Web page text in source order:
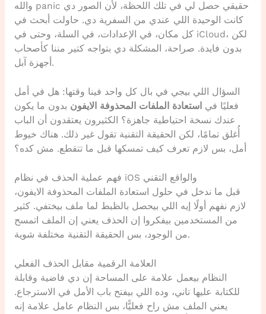
والله panic حقيقي حصل لي في تلك اللحظة، لأن الصور دي
كانت الوحيدة اللي عندي من السفرية دي. حاولت أبحث في
كل مكان، في الإعدادات، في السلة، وحتى في iCloud، لكن
بدون فايدة. صراحة، المشكلة دي بتواجه كتير مننا كأصحاب
أجهزة آبل.
السؤال اللي بيجي في بال كل واحد فينا وقتها: هل في أمل
فعليًا في استعادة الملفات المحذوفة الايفون بدون ما يكون
عندك نسخة احتياطية جاهزة؟ الكثيرون يعتقدون أن الباب
أُغلق تمامًا، لكن الحقيقة التقنية تقول غير ذلك. هناك خيوط
أمل، بس لازم تعرف كيف تمسكها قبل ما تتقطع. مش كده؟
فهم عملية الحذف في نظام iOS والواقع التقني
قبل ما ندخل في حلول استعادة الملفات المحذوفة الايفون،
لازم نفهم أولًا إيه اللي بيحصل بالظبط لما ملف بيختفي. كثير
من المستخدمين بيفكروا إن الحذف يعني إن الملف اتمسح
من الوجود، بس الحقيقة التقنية مختلفة شوية.
العلامة الرقمية مقابل الحذف الفعلي
النظام بيعمل علامة على المساحة إن دي فاضية وقابلة
للكتابة عليها تاني، وده اللي بيفتح باب الأمل في الاسترجاع.
يعني الملف مش راح فعليًّا، بس النظام عامل علامة إنه